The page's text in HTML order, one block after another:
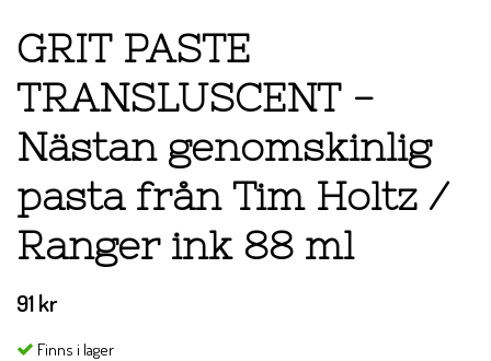
GRIT PASTE
TRANSLUSCENT -
Nästan genomskinlig
pasta från Tim Holtz /
Ranger ink 88 ml
91 kr
Finns i lager